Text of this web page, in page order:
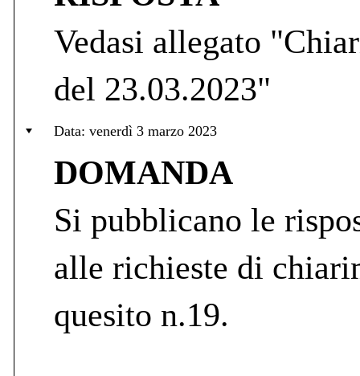
Vedasi allegato
del 23.03.2023"
Data: venerdì 3 marzo 2023
DOMANDA
Si pubblicano le
alle richieste di
quesito n.19.